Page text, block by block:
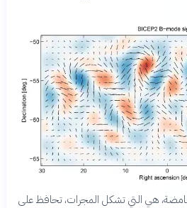
هي التي تشكل المجرات، تحافظ على